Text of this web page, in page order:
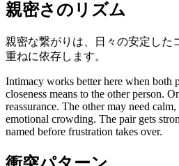
親密さのリズム
親密な繋がりは、日々の安定した
重ねに依存します。
Intimacy works better here when both
closeness means to the other person.
reassurance. The other may need
emotional crowding. The pair gets
named before frustration takes over.